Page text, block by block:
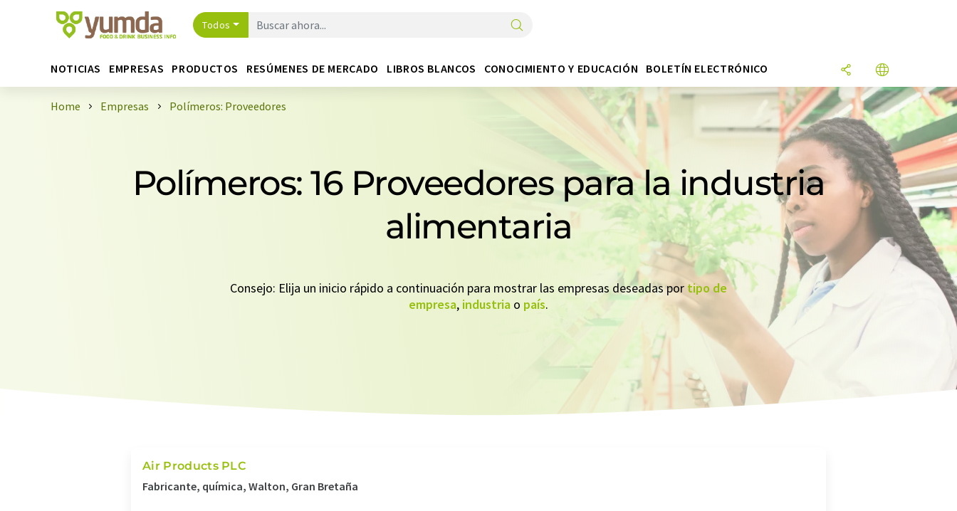
Todos
NOTICIAS EMPRESAS PRODUCTOS RESÚMENES DE MERCADO LIBROS BLANCOS CONOCIMIENTO Y EDUCACIÓN BOLETÍN ELECTRÓNICO
Home Empresas Polímeros: Proveedores
Polímeros: 16 Proveedores para la industria
alimentaria
Consejo: Elija un inicio rápido a continuación para mostrar las empresas deseadas por tipo de
empresa, industria o país.
Air Products PLC
Fabricante, química, Walton, Gran Bretaña